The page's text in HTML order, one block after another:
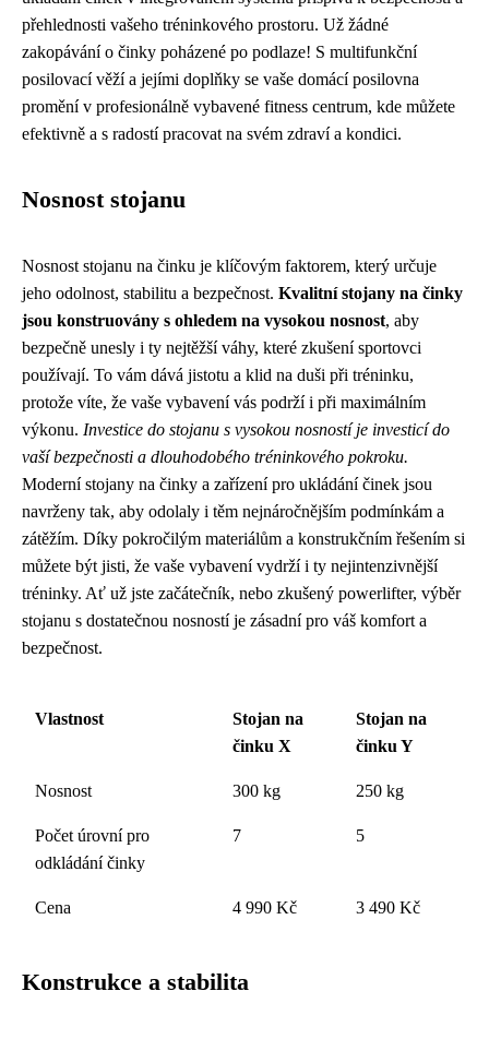
přehlednosti vašeho tréninkového prostoru. Už žádné
zakopávání o činky poházené po podlaze! S multifunkční
posilovací věží a jejími doplňky se vaše domácí posilovna
promění v profesionálně vybavené fitness centrum, kde můžete
efektivně a s radostí pracovat na svém zdraví a kondici.
Nosnost stojanu
Nosnost stojanu na činku je klíčovým faktorem, který určuje
jeho odolnost, stabilitu a bezpečnost. Kvalitní stojany na činky
jsou konstruovány s ohledem na vysokou nosnost, aby
bezpečně unesly i ty nejtěžší váhy, které zkušení sportovci
používají. To vám dává jistotu a klid na duši při tréninku,
protože víte, že vaše vybavení vás podrží i při maximálním
výkonu. Investice do stojanu s vysokou nosností je investicí do
vaší bezpečnosti a dlouhodobého tréninkového pokroku.
Moderní stojany na činky a zařízení pro ukládání činek jsou
navrženy tak, aby odolaly i těm nejnáročnějším podmínkám a
zátěžím. Díky pokročilým materiálům a konstrukčním řešením si
můžete být jisti, že vaše vybavení vydrží i ty nejintenzivnější
tréninky. Ať už jste začátečník, nebo zkušený powerlifter, výběr
stojanu s dostatečnou nosností je zásadní pro váš komfort a
bezpečnost.
Vlastnost
Stojan na
činku X
Stojan na
činku Y
Nosnost 300 kg 250 kg
Počet úrovní pro
odkládání činky
7 5
Cena 4 990 Kč 3 490 Kč
Konstrukce a stabilita